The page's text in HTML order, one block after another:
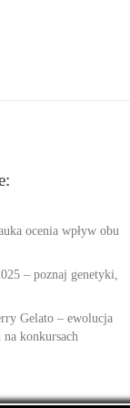
ocenia wpływ obu
– poznaj genetyki,
Gelato – ewolucja
konkursach